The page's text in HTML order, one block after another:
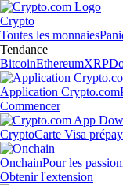
Crypto
Toutes les monnaies
Tendance
BitcoinEthereumXRP
Application Crypto.com
Commencer
CryptoCarte Visa
OnchainPour les
Obtenir l'extension